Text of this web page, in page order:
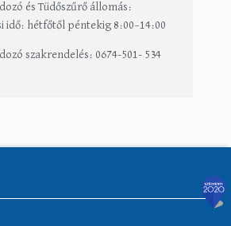
és Tüdőszűrő állomás:
idő: hétfőtől péntekig 8:00–14:00
szakrendelés: 0674-501- 534